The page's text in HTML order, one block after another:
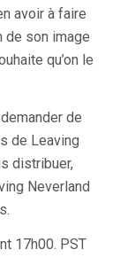
avoir à faire
de son image
qu’on le
de
de Leaving
distribuer,
Neverland
17h00. PST